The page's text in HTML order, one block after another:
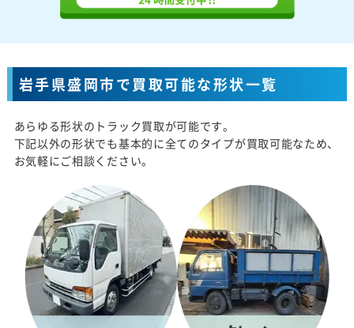
岩手県盛岡市で買取可能な形状一覧
あらゆる形状のトラック買取が可能です。
下記以外の形状でも基本的に全てのタイプが買取可能なため、
お気軽にご相談ください。